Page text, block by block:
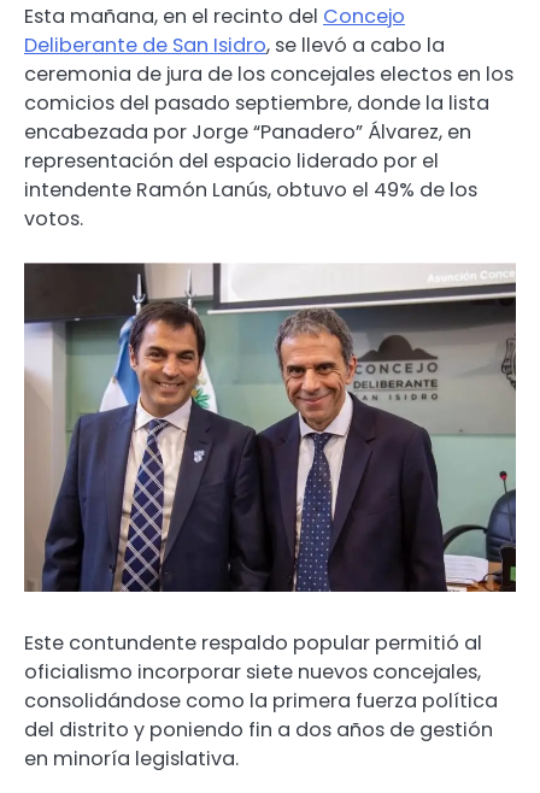
Esta mañana, en el recinto del Concejo
Deliberante de San Isidro, se llevó a cabo la
ceremonia de jura de los concejales electos en los
comicios del pasado septiembre, donde la lista
encabezada por Jorge “Panadero” Álvarez, en
representación del espacio liderado por el
intendente Ramón Lanús, obtuvo el 49% de los
votos.
Este contundente respaldo popular permitió al
oficialismo incorporar siete nuevos concejales,
consolidándose como la primera fuerza política
del distrito y poniendo fin a dos años de gestión
en minoría legislativa.